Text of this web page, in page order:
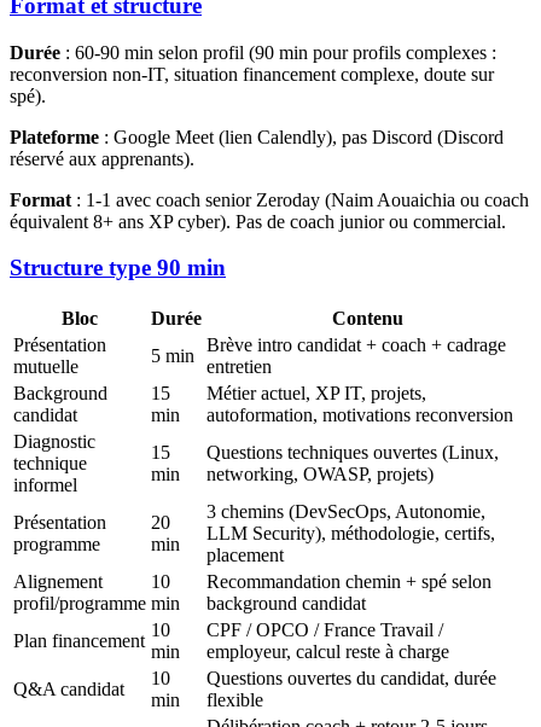
Format et structure
Durée : 60-90 min selon profil (90 min pour profils complexes :
reconversion non-IT, situation financement complexe, doute sur
spé).
Plateforme : Google Meet (lien Calendly), pas Discord (Discord
réservé aux apprenants).
Format : 1-1 avec coach senior Zeroday (Naim Aouaichia ou coach
équivalent 8+ ans XP cyber). Pas de coach junior ou commercial.
Structure type 90 min
Bloc Durée
Contenu
Présentation
mutuelle
5 min
Brève intro candidat + coach + cadrage
entretien
Background
candidat
15
min
Métier actuel, XP IT, projets,
autoformation, motivations reconversion
Diagnostic
technique
informel
15
min
Questions techniques ouvertes (Linux,
networking, OWASP, projets)
Présentation
programme
20
min
3 chemins (DevSecOps, Autonomie,
LLM Security), méthodologie, certifs,
placement
Alignement
profil/programme
10
min
Recommandation chemin + spé selon
background candidat
Plan financement
10
min
CPF / OPCO / France Travail /
employeur, calcul reste à charge
Q&A candidat
10
min
Questions ouvertes du candidat, durée
flexible